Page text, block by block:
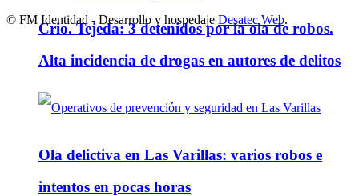
Crio. Tejeda: 3 detenidos por la ola de robos.
Alta incidencia de drogas en autores de delitos
Ola delictiva en Las Varillas: varios robos e
intentos en pocas horas
© FM Identidad - Desarrollo y hospedaje Desatec Web.